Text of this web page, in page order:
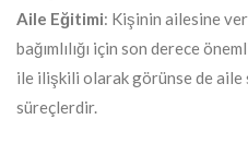
Aile Eğitimi: Kişinin ailesine
bağımlılığı için son derece
ile ilişkili olarak görünse de
süreçlerdir.